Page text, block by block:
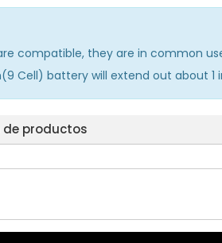
are compatible, they are in common
Cell) battery will extend out about
de productos